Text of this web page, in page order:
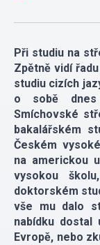
Při studiu na
Zpětně vidí
studiu cizích
o sobě
Smíchovské
bakalářském
Českém
na americkou
vysokou
doktorském
vše mu dalo
nabídku
Evropě, nebo